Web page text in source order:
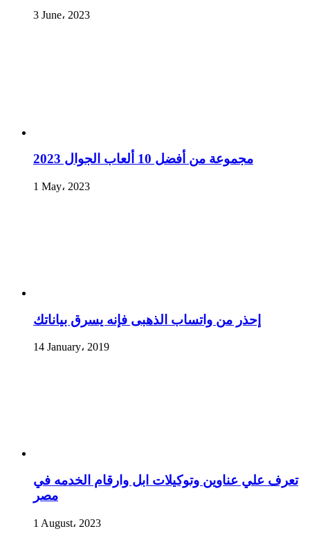
3 June، 2023
مجموعة من أفضل 10 ألعاب الجوال 2023
1 May، 2023
إحذر من واتساب الذهبى فإنه يسرق بياناتك
14 January، 2019
تعرف علي عناوين وتوكيلات ابل وارقام الخدمه في
مصر
1 August، 2023